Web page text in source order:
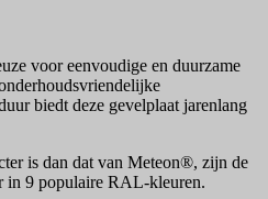
voor eenvoudige en duurzame
biedt deze gevelplaat jarenlang
is dan dat van Meteon®, zijn de
in 9 populaire RAL-kleuren.